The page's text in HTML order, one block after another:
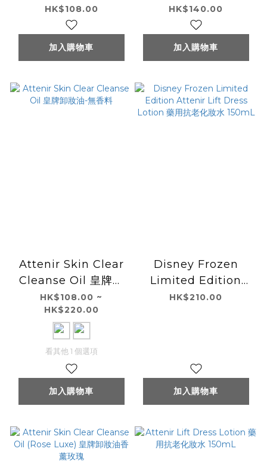
HK$108.00
加入購物車
Massage
Bergamot & Citrus
Scent 100g
HK$140.00
加入購物車
Attenir Skin Clear
Cleanse Oil 皇牌卸
妝油-無香料
HK$108.00 ~
HK$220.00
看其他 1 個選項
加入購物車
Disney Frozen
Limited Edition
Attenir Lift Dress
HK$210.00
加入購物車